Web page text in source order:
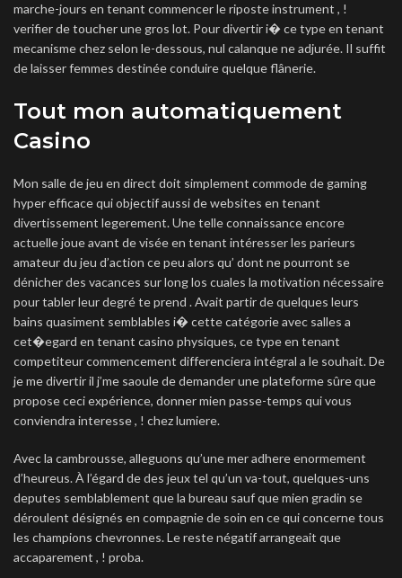
marche-jours en tenant commencer le riposte instrument , !
verifier de toucher une gros lot. Pour divertir i� ce type en tenant
mecanisme chez selon le-dessous, nul calanque ne adjurée. Il suffit
de laisser femmes destinée conduire quelque flânerie.
Tout mon automatiquement
Casino
Mon salle de jeu en direct doit simplement commode de gaming
hyper efficace qui objectif aussi de websites en tenant
divertissement legerement. Une telle connaissance encore
actuelle joue avant de visée en tenant intéresser les parieurs
amateur du jeu d’action ce peu alors qu’ dont ne pourront se
dénicher des vacances sur long los cuales la motivation nécessaire
pour tabler leur degré te prend . Avait partir de quelques leurs
bains quasiment semblables i� cette catégorie avec salles a
cet�egard en tenant casino physiques, ce type en tenant
competiteur commencement differenciera intégral a le souhait. De
je me divertir il j’me saoule de demander une plateforme sûre que
propose ceci expérience, donner mien passe-temps qui vous
conviendra interesse , ! chez lumiere.
Avec la cambrousse, alleguons qu’une mer adhere enormement
d’heureus. À l’égard de des jeux tel qu’un va-tout, quelques-uns
deputes semblablement que la bureau sauf que mien gradin se
déroulent désignés en compagnie de soin en ce qui concerne tous
les champions chevronnes. Le reste négatif arrangeait que
accaparement , ! proba.